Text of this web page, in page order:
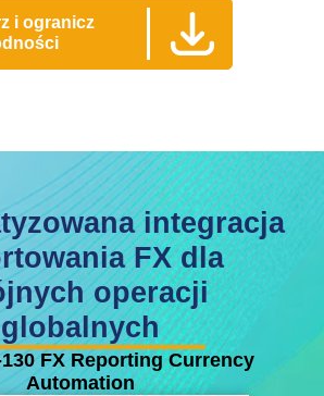
i ogranicz
integracja
FX dla
operacji
globalnych
130 FX Reporting Currency
Automation